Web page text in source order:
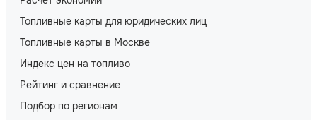
Топливные карты для юридических лиц
Топливные карты в Москве
Индекс цен на топливо
Рейтинг и сравнение
Подбор по регионам